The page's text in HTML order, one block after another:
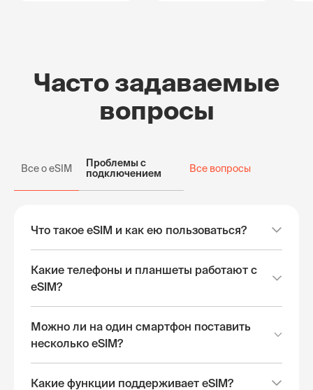
Часто задаваемые
вопросы
Все о eSIM
Проблемы с
подключением
Все вопросы
Что такое eSIM и как ею пользоваться?
Какие телефоны и планшеты работают с
eSIM?
Можно ли на один смартфон поставить
несколько eSIM?
Какие функции поддерживает eSIM?